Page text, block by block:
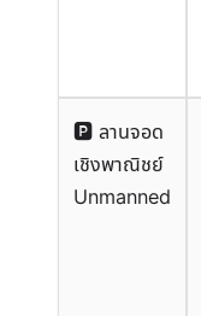
🅿 ลานจอด
เชิงพาณิชย์
Unmanned